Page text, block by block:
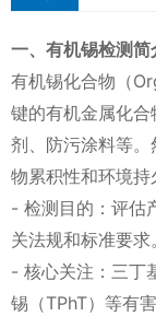
一、有机锡检测简
有机锡化合物（
键的有机金属化
剂、防污涂料等
物累积性和环境
- 检测目的：评估
关法规和标准要求
- 核心关注：三丁
锡（TPhT）等有